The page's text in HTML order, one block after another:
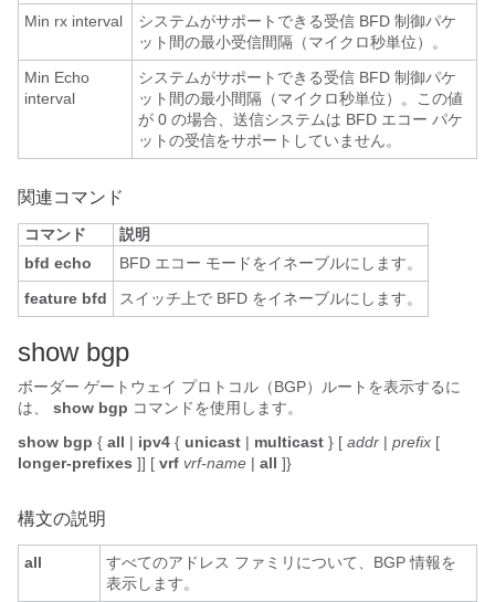
Min rx interval
システムがサポートできる受信 BFD 制御パケ
ット間の最小受信間隔（マイクロ秒単位）。
Min Echo
interval
システムがサポートできる受信 BFD 制御パケ
ット間の最小間隔（マイクロ秒単位）。この値
が 0 の場合、送信システムは BFD エコー パケ
ットの受信をサポートしていません。
関連コマンド
コマンド
説明
bfd echo
BFD エコー モードをイネーブルにします。
feature bfd
スイッチ上で BFD をイネーブルにします。
show bgp
ボーダー ゲートウェイ プロトコル（BGP）ルートを表示するに
は、
show bgp コマンドを使用します。
show bgp { all | ipv4 { unicast | multicast } [ addr | prefix [
longer-prefixes ]] [ vrf vrf-name | all ]}
構文の説明
all
すべてのアドレス ファミリについて、BGP 情報を
表示します。